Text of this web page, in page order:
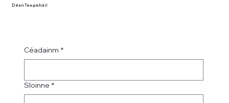
Déan Teagmháil
Céadainm *
Sloinne *